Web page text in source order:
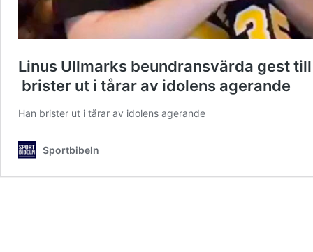
Linus Ullmarks beundransvärda gest
brister ut i tårar av idolens agerande
Han brister ut i tårar av idolens agerande
Sportbibeln